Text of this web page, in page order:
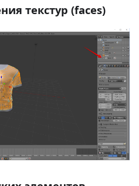
текстур (faces)